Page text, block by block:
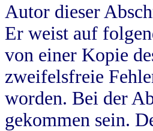
Autor dieser
Er weist auf
von einer Kopie
zweifelsfreie
worden. Bei der
gekommen sein.